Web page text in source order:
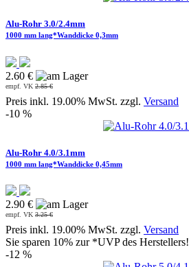
Alu-Rohr 3.0/2.4mm
1000 mm lang*Wanddicke 0,3mm
2.60 €
empf. VK 2.85 €
Preis inkl. 19.00% MwSt. zzgl. Versand
-10 %
Alu-Rohr 4.0/3.1mm
1000 mm lang*Wanddicke 0,45mm
2.90 €
empf. VK 3.25 €
Preis inkl. 19.00% MwSt. zzgl. Versand
Sie sparen 10% zur *UVP des Herstellers!
-12 %